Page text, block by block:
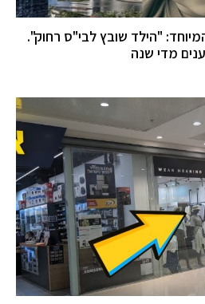
"הילד שובץ לבי"ס רחוק".
מדי שנה